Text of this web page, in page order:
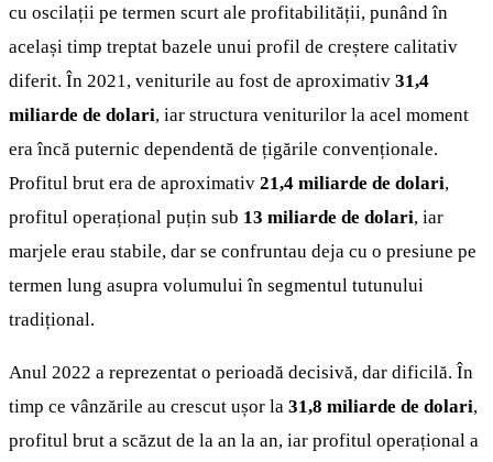
cu oscilații pe termen scurt ale profitabilității, punând în
același timp treptat bazele unui profil de creștere calitativ
diferit. În 2021, veniturile au fost de aproximativ 31,4
miliarde de dolari, iar structura veniturilor la acel moment
era încă puternic dependentă de țigările convenționale.
Profitul brut era de aproximativ 21,4 miliarde de dolari,
profitul operațional puțin sub 13 miliarde de dolari, iar
marjele erau stabile, dar se confruntau deja cu o presiune pe
termen lung asupra volumului în segmentul tutunului
tradițional.
Anul 2022 a reprezentat o perioadă decisivă, dar dificilă. În
timp ce vânzările au crescut ușor la 31,8 miliarde de dolari,
profitul brut a scăzut de la an la an, iar profitul operațional a